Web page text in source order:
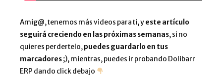
Amig@, tenemos más videos para ti, yeste artículo
seguirá creciendo en las próximas semanas, si no
quieres perdertelo,puedes guardarlo en tus
marcadores;), mientras, puedes ir probando Dolibarr
ERP dando click debajo